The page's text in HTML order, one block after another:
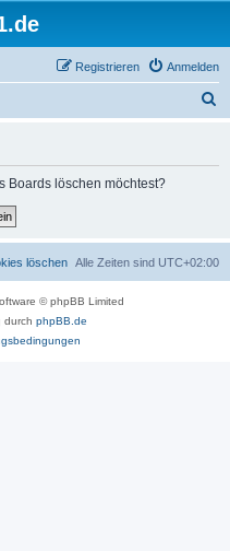
Anmelden
Registrieren
Boards löschen möchtest?
Alle Zeiten sind UTC+02:00
löschen
© phpBB Limited
durch phpBB.de